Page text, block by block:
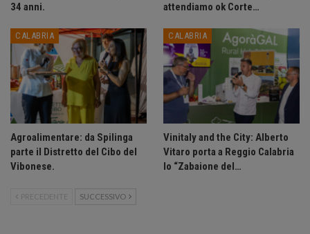
34 anni.
attendiamo ok Corte…
CALABRIA
Agroalimentare: da Spilinga
parte il Distretto del Cibo del
Vibonese.
CALABRIA
Vinitaly and the City: Alberto
Vitaro porta a Reggio Calabria
lo “Zabaione del…
PRECEDENTE SUCCESSIVO